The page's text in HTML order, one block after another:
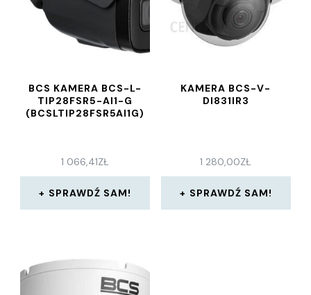
BCS KAMERA BCS-L-
TIP28FSR5-AI1-G
(BCSLTIP28FSR5AI1G)
1 066,41ZŁ
SPRAWDŹ SAM!
KAMERA BCS-V-
DI831IR3
1 280,00ZŁ
SPRAWDŹ SAM!